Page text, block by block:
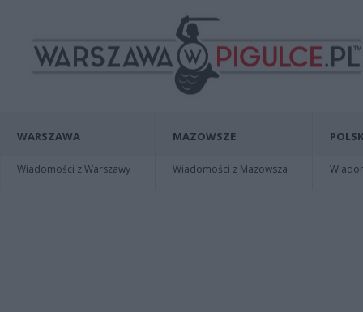
WARSZAWA
Wiadomości z Warszawy
MAZOWSZE
Wiadomości z Mazowsza